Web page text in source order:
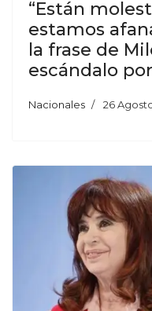
“Están
estamos
la frase de
escándalo
Nacionales 26